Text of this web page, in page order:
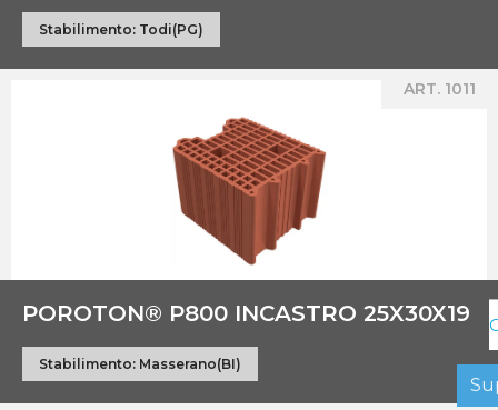
Stabilimento: Todi(PG)
ART. 1011
POROTON® P800 INCASTRO 25X30X19
Stabilimento: Masserano(BI)